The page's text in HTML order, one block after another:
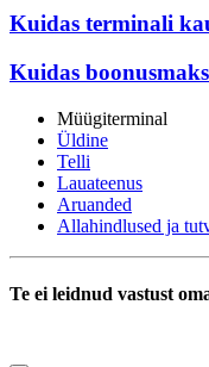
Kuidas terminali
Kuidas
Müügiterminal
Üldine
Telli
Lauateenus
Aruanded
Allahindlused ja
Te ei leidnud vastust